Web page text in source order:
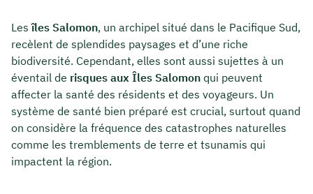
Lesîles Salomon, un archipel situé dans le Pacifique Sud,
recèlent de splendides paysages et d’une riche
biodiversité. Cependant, elles sont aussi sujettes à un
éventail de risques aux Îles Salomon qui peuvent
affecter la santé des résidents et des voyageurs. Un
système de santé bien préparé est crucial, surtout quand
on considère la fréquence des catastrophes naturelles
comme les tremblements de terre et tsunamis qui
impactent la région.